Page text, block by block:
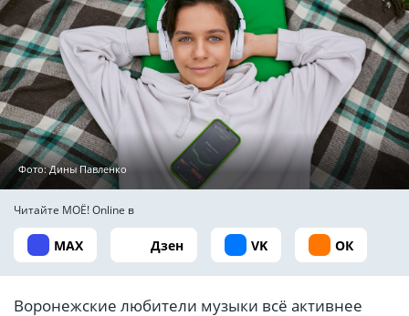
Фото: Дины Павленко
Читайте МОЁ! Online в
MAX Дзен VK ОК
Воронежские любители музыки всё активнее